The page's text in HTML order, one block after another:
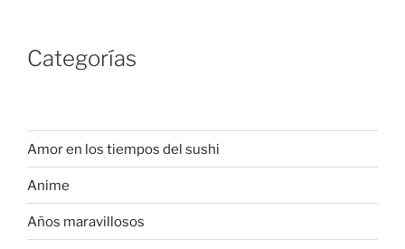
Categorías
Amor en los tiempos del sushi
Anime
Años maravillosos